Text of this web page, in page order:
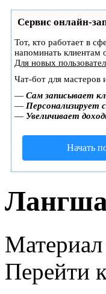
Сервис онлайн-
Тот, кто работает в
напоминать
Для новых
Чат-бот для мастеров
— Сам записывает
— Персонализирует
— Увеличивает
Начать
Перейти